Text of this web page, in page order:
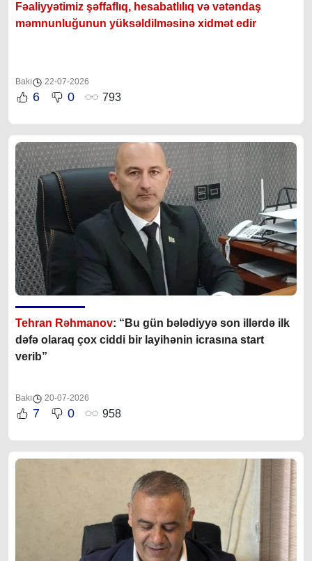
Fəaliyyətimiz şəffaflıq, hesabatlılıq və vətəndaş
məmnunluğunun yüksəldilməsinə xidmət edir
Bakı 22-07-2026
6 0 793
Tehran Rəhmanov: “Bu gün bələdiyyə son illərdə ilk
dəfə olaraq çox ciddi bir layihənin icrasına start
verib”
Bakı 20-07-2026
7 0 958